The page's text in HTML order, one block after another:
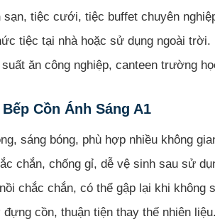
sạn, tiệc cưới, tiệc buffet chuyên
tiệc tại nhà hoặc sử dụng ngoài trời.
ăn công nghiệp, canteen trường
Cồn Ánh Sáng A1
sáng bóng, phù hợp nhiều không
chắn, chống gỉ, dễ vệ sinh sau sử
chắc chắn, có thể gập lại khi không
đựng cồn, thuận tiện thay thế nhiên liệu.